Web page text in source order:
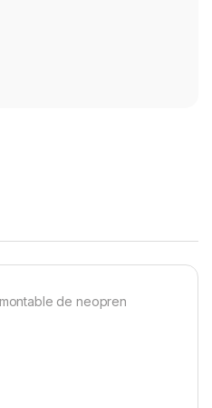
de neopren